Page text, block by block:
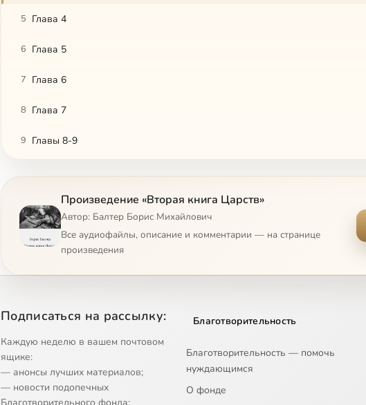
5 Глава 4
6 Глава 5
7 Глава 6
8 Глава 7
9 Главы 8-9
Глава 11, 1
12 Глава 11, 2
15 Глава 14
16 Глава 15
17 Глава 16
Произведение «Вторая книга Царств»
Автор: Балтер Борис Михайлович
Все аудиофайлы, описание и комментарии — на странице
произведения
Подписаться на рассылку:
Каждую неделю в вашем почтовом
ящике:
— анонсы лучших материалов;
— новости подопечных
Благотворительность
Благотворительность — помочь
нуждающимся
О фонде